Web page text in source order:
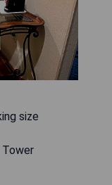
size
Tower